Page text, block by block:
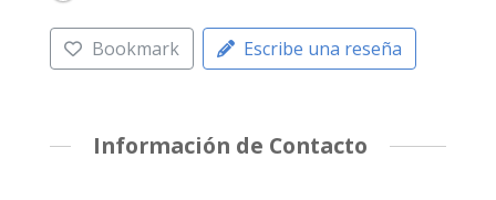
Bookmark Escribe una reseña
Información de Contacto